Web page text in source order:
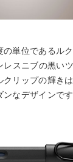
の単位であるル
スニブの黒い
リップの輝き
なデザインです